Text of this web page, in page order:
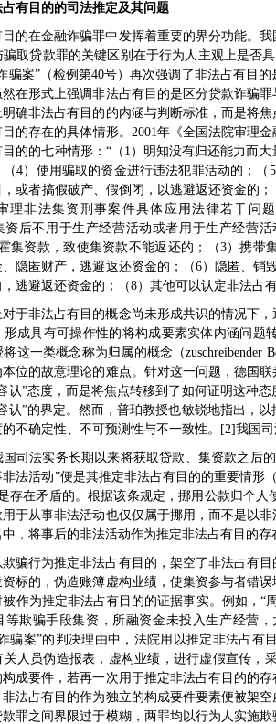
有目的的司法推定及其问题
的在金融诈骗罪中发挥着重要的界分功能。
取贷款罪的关键区别在于行为人主观上是否
骗案”（检例第40号）再次强调了非法占有目
然在形式上强调非法占有目的是区分贷款诈骗
确非法占有目的的内涵与判断标准，而是将
的存在的具体情形。2001年《全国法院审理
的的七种情形：“（1）明知没有归还能力而
4）使用骗取的资金进行违法犯罪活动的；
，或者搞假破产、假倒闭，以逃避返还资金的
理非法集资刑事案件具体应用法律若干问
资后不用于生产经营活动或者用于生产经营
霍集资款，致使集资款不能返还的；（3）携
隐匿财产，逃避返还资金的；（6）隐匿、
逃避返还资金的；（8）其他可以认定非法占
于非法占有目的概念尚未形成共识的情况下
形成具有可操作性的将构成要素实体内涵问
这一类概念称为归属的概念（
位的故意理论的难点。针对这一问题，德国
认”态度，而是将焦点转移到了如何证明这种
认”的界定。然而，普珀教授也敏锐地指出，
不确定性、不可预测性与不一致性。[2]我国
国司法实务长期以来将获取贷款、集资款之后
法活动”便是其推定非法占有目的的重要情形
存在矛盾的。根据该条规定，挪用公款归个
于从事非法活动也仅仅属于挪用，而不是以
，将事后的非法活动作为推定非法占有目的
骗行为推定非法占有目的，架空了非法占有
标的，伪造账簿虚构业绩，使集资参与者错
作为推定非法占有目的的证据事实。例如，
等欺骗手段集资，所融资金未投入生产经营
骗案”的判决理由中，法院用以推定非法占
关人员伪造报表，虚构业绩，进行虚假宣传，
成要件，若再一次用于推定非法占有目的的
非法占有目的作为独立的构成要件要素便被架
罪之间界限过于模糊，两罪均以行为人实施